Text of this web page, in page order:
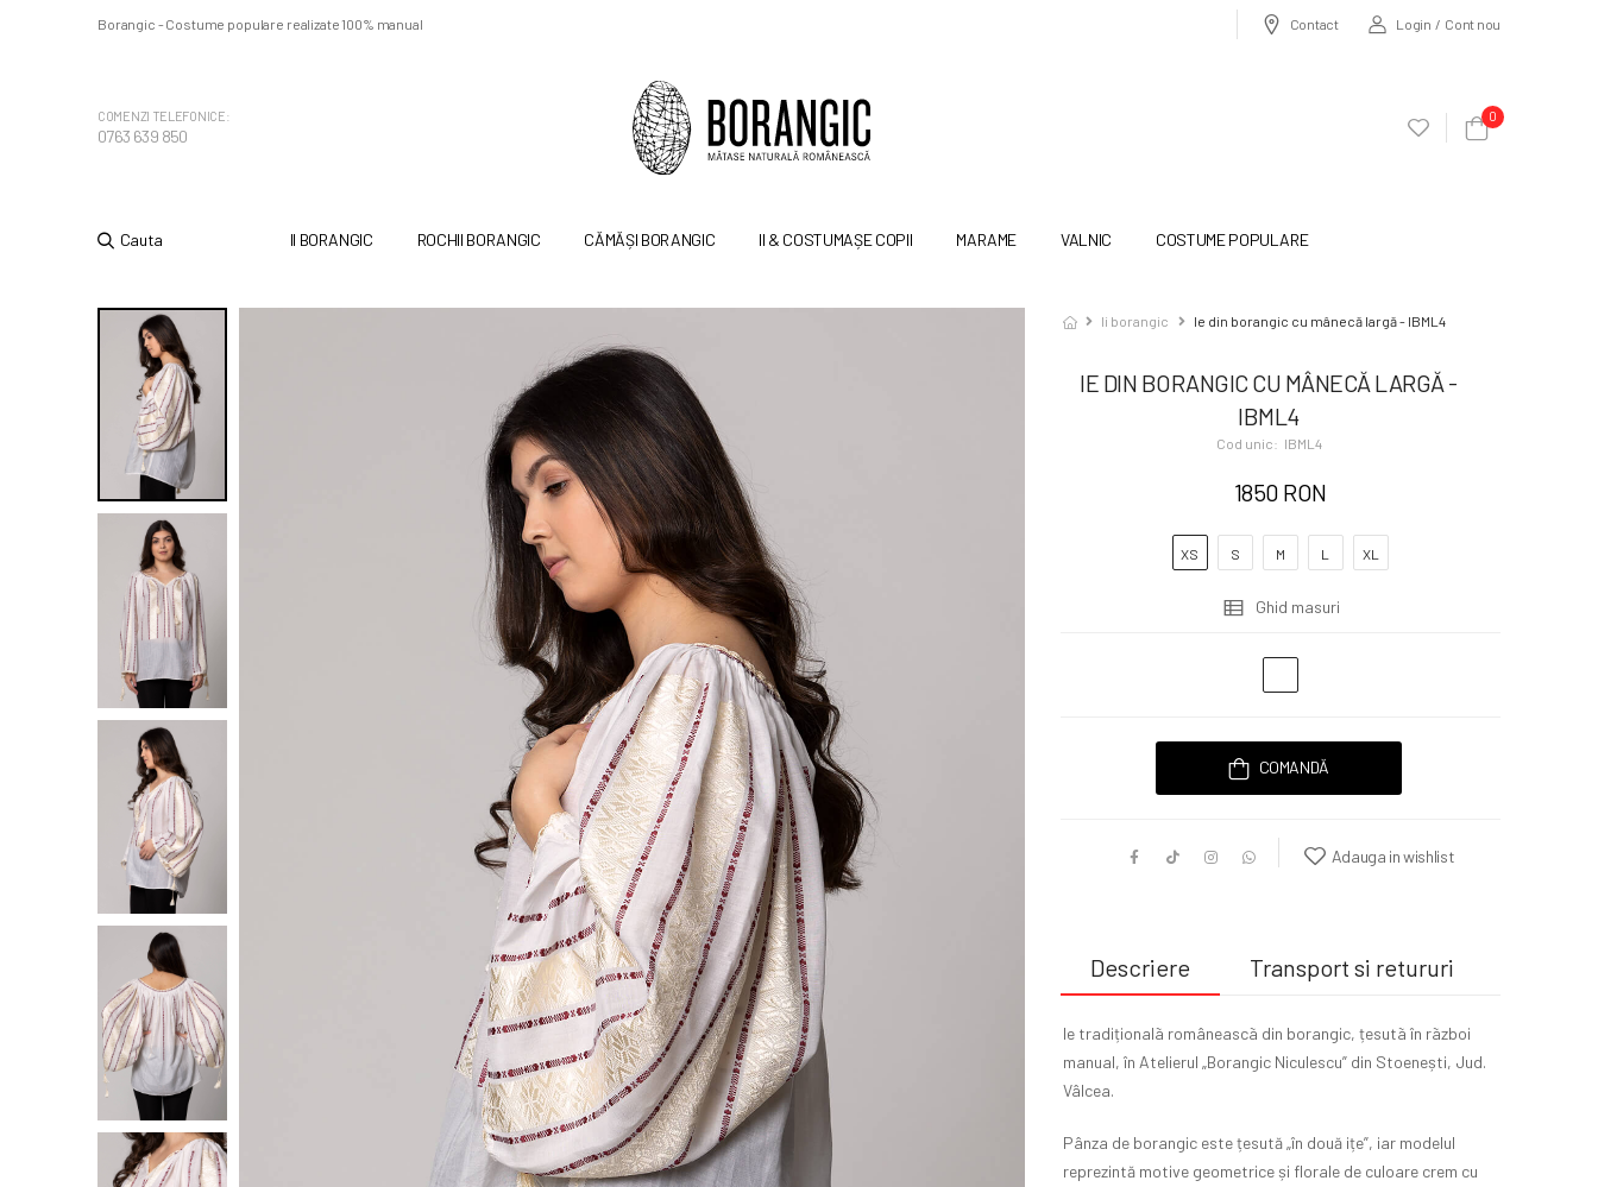
Borangic - Costume populare realizate 100% manual Contact Login / Cont nou
COMENZI TELEFONICE:
0763 639 850
0
Cauta II BORANGIC ROCHII BORANGIC CĂMĂȘI BORANGIC II & COSTUMAȘE COPII MARAME VALNIC COSTUME POPULARE
Ii borangic Ie din borangic cu mânecă largă - IBML4
IE DIN BORANGIC CU MÂNECĂ LARGĂ -
IBML4
Cod unic: IBML4
1850 RON
XS S M L XL
Ghid masuri
COMANDĂ
Adauga in wishlist
Descriere Transport si retururi
Ie tradiționalã româneascã din borangic, țesutã în rãzboi
manual, în Atelierul „Borangic Niculescu” din Stoenești, Jud.
Vâlcea.
Pânza de borangic este țesută „în două ițe”, iar modelul
reprezintă motive geometrice și florale de culoare crem cu